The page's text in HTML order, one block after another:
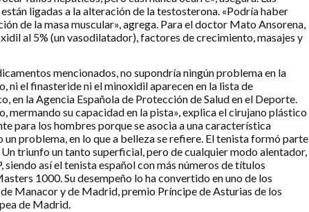
ligadas a la alteración de la testosterona. «Podría haber
de la masa muscular», agrega. Para el doctor Mato Ansorena,
al 5% (un vasodilatador), factores de crecimiento, masajes y
mencionados, no supondría ningún problema en la
ni el finasteride ni el minoxidil aparecen en la lista de
la Agencia Española de Protección de Salud en el Deporte.
su capacidad en la pista», explica el cirujano plástico
para los hombres porque se asocia a una característica
problema, en lo que a belleza se refiere. El tenista formó parte
triunfo un tanto superficial, pero de cualquier modo alentador,
así el tenista español con más números de títulos
1000. Su desempeño lo ha convertido en uno de los
Manacor y de Madrid, premio Príncipe de Asturias de los
de Madrid.